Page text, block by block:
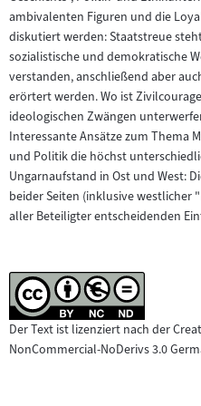
ambivalenten Figuren und die
diskutiert werden: Staatstreue
sozialistische und demokratische
verstanden, anschließend aber
erörtert werden. Wo ist
ideologischen Zwängen
Interessante Ansätze zum Thema
und Politik die höchst
Ungarnaufstand in Ost und West:
beider Seiten (inklusive westlicher
aller Beteiligter entscheidenden
Der Text ist lizenziert nach der
NonCommercial-NoDerivs 3.0